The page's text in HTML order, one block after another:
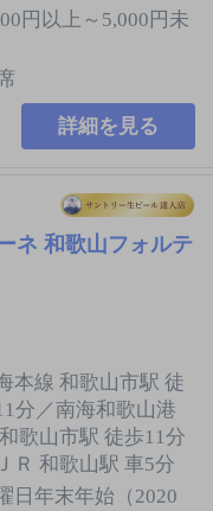
円以上～5,000円未
詳細を見る
ネ 和歌山フォルテ
本線 和歌山市駅 徒
分／南海和歌山港
歌山市駅 徒歩11分
Ｒ 和歌山駅 車5分
日年末年始（2020